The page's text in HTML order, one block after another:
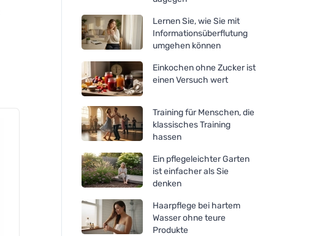
Lernen Sie, wie Sie mit
Informationsüberflutung
umgehen können
Einkochen ohne Zucker ist
einen Versuch wert
Training für Menschen, die
klassisches Training
hassen
Ein pflegeleichter Garten
ist einfacher als Sie
denken
Haarpflege bei hartem
Wasser ohne teure
Produkte